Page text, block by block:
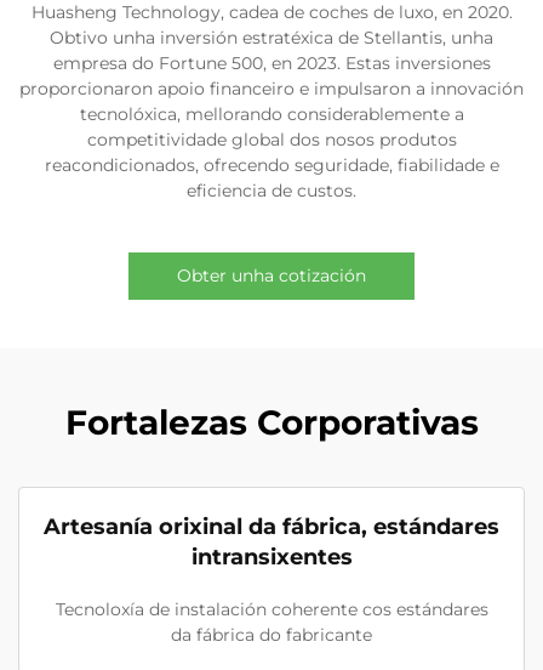
Huasheng Technology, cadea de coches de luxo, en 2020.
Obtivo unha inversión estratéxica de Stellantis, unha
empresa do Fortune 500, en 2023. Estas inversiones
proporcionaron apoio financeiro e impulsaron a innovación
tecnolóxica, mellorando considerablemente a
competitividade global dos nosos produtos
reacondicionados, ofrecendo seguridade, fiabilidade e
eficiencia de custos.
Obter unha cotización
Fortalezas Corporativas
Artesanía orixinal da fábrica, estándares
intransixentes
Tecnoloxía de instalación coherente cos estándares
da fábrica do fabricante